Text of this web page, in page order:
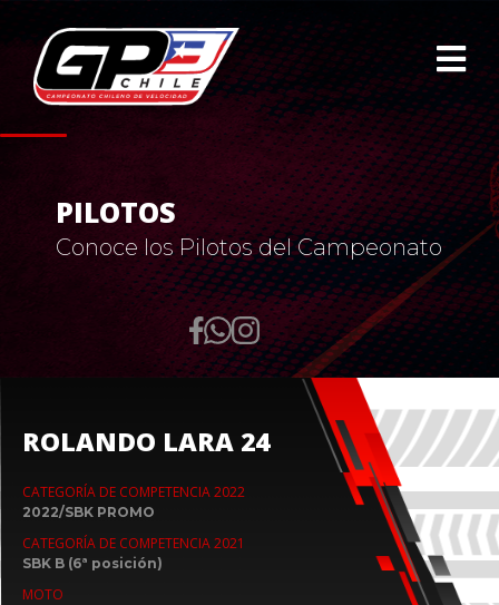
PILOTOS
Conoce los Pilotos del Campeonato
ROLANDO LARA 24
CATEGORÍA DE COMPETENCIA 2022
2022/SBK PROMO
CATEGORÍA DE COMPETENCIA 2021
SBK B (6ª posición)
MOTO